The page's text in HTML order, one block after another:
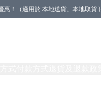
惠！（適用於 本地送貨、本地取貨 )